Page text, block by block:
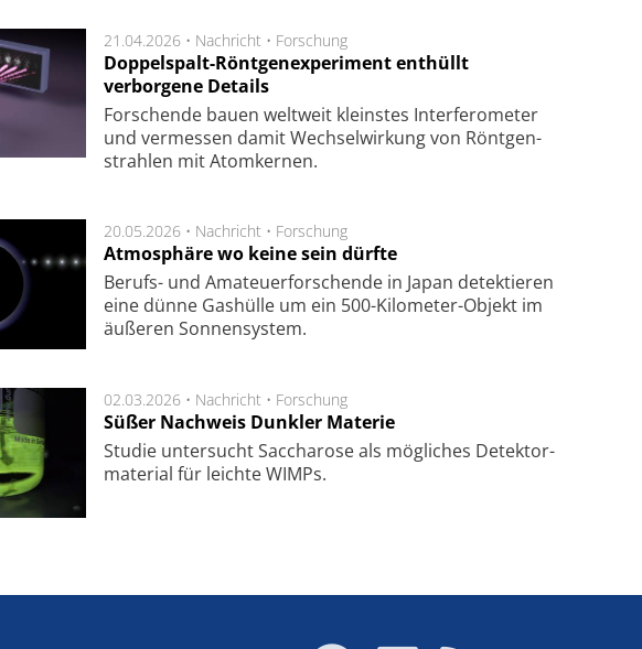
21.04.2026 • Nachricht • Forschung
Doppelspalt-Röntgenexperiment enthüllt
verborgene Details
For­schen­de bau­en welt­weit kleins­tes In­ter­fe­ro­me­ter
und ver­mes­sen da­mit Wech­sel­wir­kung von Rönt­gen­
strah­len mit Atom­ker­nen.
20.05.2026 • Nachricht • Forschung
Atmosphäre wo keine sein dürfte
Berufs- und Ama­teuer­for­schen­de in Japan de­tek­tie­ren
eine dün­ne Gas­hül­le um ein 500-Kilo­meter-Objekt im
äu­ße­ren Son­nen­sys­tem.
02.03.2026 • Nachricht • Forschung
Süßer Nachweis Dunkler Materie
Studie unter­sucht Saccha­ro­se als mög­li­ches De­tek­tor­
ma­te­rial für leich­te WIMPs.